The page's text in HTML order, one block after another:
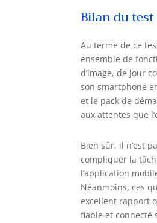
Bilan du
Au terme de ce
ensemble de
d’image, de jour
son smartphone
et le pack de
aux attentes que
Bien sûr, il n’est
compliquer la
l’application
Néanmoins, ces
excellent rapport
fiable et connecté